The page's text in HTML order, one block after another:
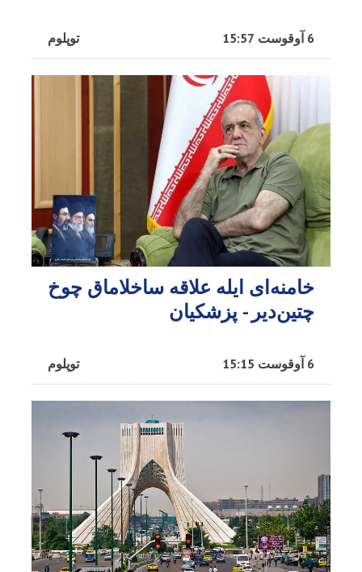
توپلوم 6 آوقوست 15:57
خامنه‌ای ایله علاقه ساخلاماق چوخ
چتین‌دیر - پزشکیان
توپلوم 6 آوقوست 15:15